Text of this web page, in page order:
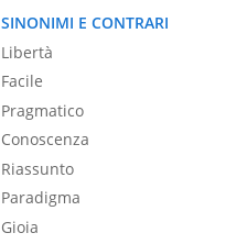
SINONIMI E CONTRARI
Libertà
Facile
Pragmatico
Conoscenza
Riassunto
Paradigma
Gioia